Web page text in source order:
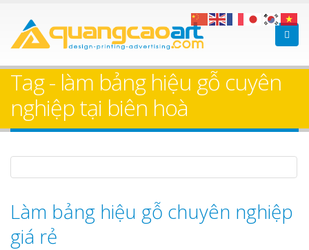
Tag - làm bảng hiệu gỗ cuyên
nghiệp tại biên hoà
Làm bảng hiệu gỗ chuyên nghiệp
giá rẻ
Làm bảng hiệu gỗ tại
theo yêu cầu
Làm Biển
Làm bảng
Dương